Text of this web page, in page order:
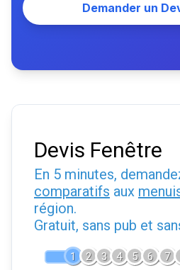
Demander un
Devis Fenêtre
En 5 minutes,
comparatifs aux
région.
Gratuit, sans pub et
1 2 3 4 5 6 7